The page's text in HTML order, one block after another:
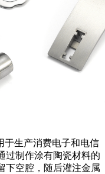
于生产消费电子和电信
过制作涂有陶瓷材料的
下空腔，随后灌注金属